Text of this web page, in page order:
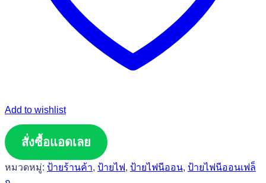
Add to wishlist
สั่งซื้อแอดเลย
หมวดหมู่: ป้ายร้านค้า, ป้ายไฟ, ป้ายไฟนีออน, ป้ายไฟนีออนเฟล็